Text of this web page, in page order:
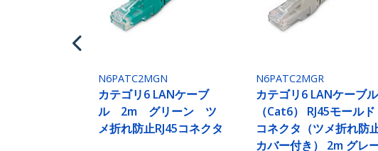
N6PATC2MGN
カテゴリ6 LANケーブ
ル 2m グリーン ツ
メ折れ防止RJ45コネクタ
N6PATC2MGR
カテゴリ6 LANケーブル
（Cat6） RJ45モールド
コネクタ（ツメ折れ防
カバー付き） 2m グレ